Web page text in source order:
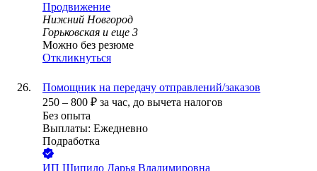
Продвижение
Нижний Новгород
Горьковская и еще 3
Можно без резюме
Откликнуться
Помощник на передачу отправлений/заказов
250 – 800 ₽ за час, до вычета налогов
Без опыта
Выплаты: Ежедневно
Подработка
ИП Шипило Дарья Владимировна